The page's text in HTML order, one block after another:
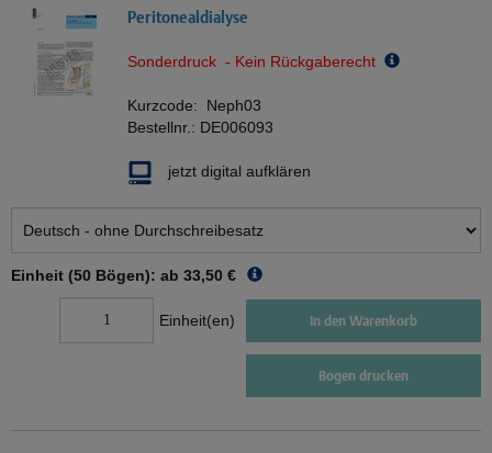
Peritonealdialyse
Sonderdruck - Kein Rückgaberecht
Kurzcode: Neph03
Bestellnr.: DE006093
jetzt digital aufklären
Einheit (50 Bögen): ab 33,50 €
Einheit(en) In den Warenkorb
Bogen drucken